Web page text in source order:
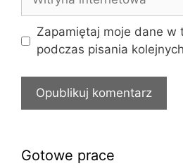
internetowa
Zapamiętaj moje dane w
podczas pisania
Gotowe prace